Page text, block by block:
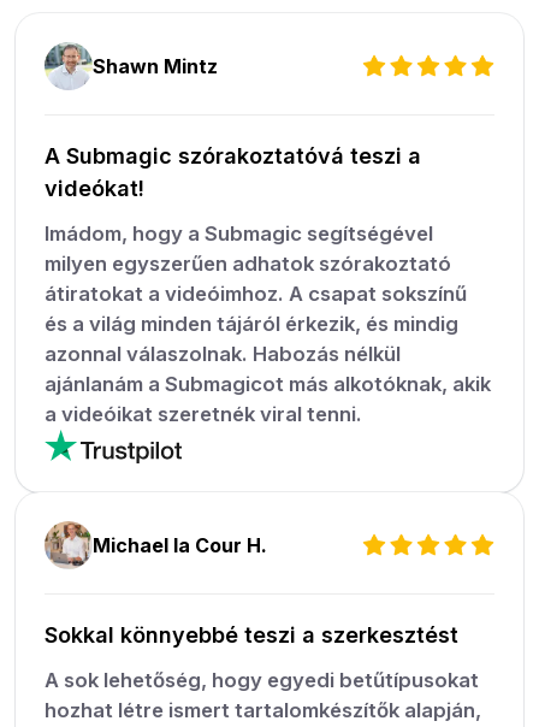
Shawn Mintz
A Submagic szórakoztatóvá teszi a
videókat!
Imádom, hogy a Submagic segítségével
milyen egyszerűen adhatok szórakoztató
átiratokat a videóimhoz. A csapat sokszínű
és a világ minden tájáról érkezik, és mindig
azonnal válaszolnak. Habozás nélkül
ajánlanám a Submagicot más alkotóknak, akik
a videóikat szeretnék viral tenni.
Michael la Cour H.
Sokkal könnyebbé teszi a szerkesztést
A sok lehetőség, hogy egyedi betűtípusokat
hozhat létre ismert tartalomkészítők alapján,